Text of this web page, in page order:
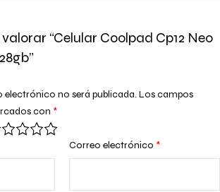
“Celular Coolpad Cp12 Neo
electrónico no será publicada. Los campos
con *
Correo electrónico *